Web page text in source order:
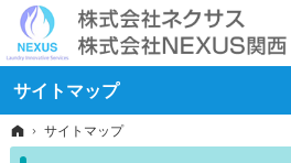
サイトマップ
コインランドリー管理代行、修理対応、各種お
コインランドリー現金回収・店舗清掃・コール
ホーム
サイトマップ